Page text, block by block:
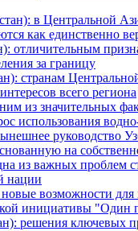
в Центральной
как единственно
отличительным
за границу
странам
всего региона
из значительных
использования
руководство
на
из важных проблем
нации
возможности
инициативы "Один
решения ключевых